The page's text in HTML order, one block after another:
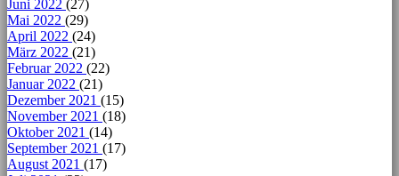
Juni 2022 (27)
Mai 2022 (29)
April 2022 (24)
März 2022 (21)
Februar 2022 (22)
Januar 2022 (21)
Dezember 2021 (15)
November 2021 (18)
Oktober 2021 (14)
September 2021 (17)
August 2021 (17)